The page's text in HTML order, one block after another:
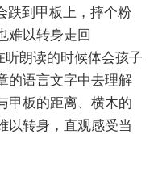
跌到甲板上，摔个粉
难以转身走回
听朗读的时候体会孩子
的语言文字中去理解
甲板的距离、横木的
转身，直观感受当